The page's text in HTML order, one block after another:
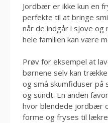
Jordbær er ikke kun en
perfekte til at bringe
når de indgår i sjove
hele familien kan være
Prøv for eksempel at
børnene selv kan
og små skumfiduser
og sundt. En anden
hvor blendede jordbær
forme og fryses til lækre